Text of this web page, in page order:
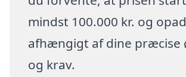
mindst 100.000 kr. og
afhængigt af dine præcise
og krav.